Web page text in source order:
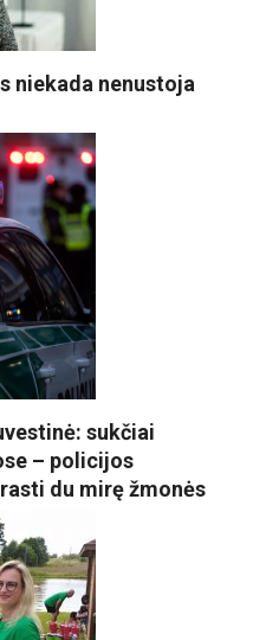
niekada nenustoja
sukčiai
– policijos
du mirę žmonės